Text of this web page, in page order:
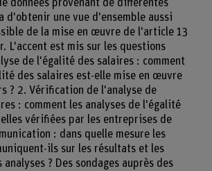
données provenant de différentes
d'obtenir une vue d'ensemble aussi
de la mise en œuvre de l'article 13
L'accent est mis sur les questions
de l'égalité des salaires : comment
des salaires est-elle mise en œuvre
? 2. Vérification de l'analyse de
: comment les analyses de l'égalité
vérifiées par les entreprises de
: dans quelle mesure les
ils sur les résultats et les
analyses ? Des sondages auprès des